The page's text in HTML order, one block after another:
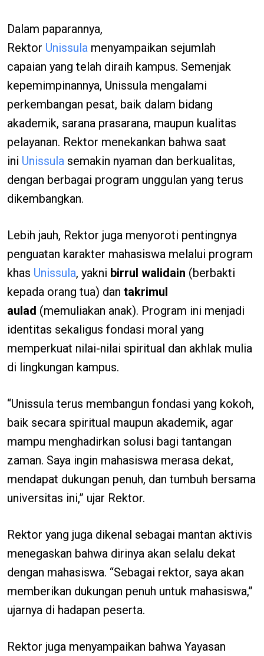
Dalam paparannya,
Rektor Unissula menyampaikan sejumlah
capaian yang telah diraih kampus. Semenjak
kepemimpinannya, Unissula mengalami
perkembangan pesat, baik dalam bidang
akademik, sarana prasarana, maupun kualitas
pelayanan. Rektor menekankan bahwa saat
ini Unissula semakin nyaman dan berkualitas,
dengan berbagai program unggulan yang terus
dikembangkan.
Lebih jauh, Rektor juga menyoroti pentingnya
penguatan karakter mahasiswa melalui program
khas Unissula, yakni birrul walidain (berbakti
kepada orang tua) dan takrimul
aulad (memuliakan anak). Program ini menjadi
identitas sekaligus fondasi moral yang
memperkuat nilai-nilai spiritual dan akhlak mulia
di lingkungan kampus.
“Unissula terus membangun fondasi yang kokoh,
baik secara spiritual maupun akademik, agar
mampu menghadirkan solusi bagi tantangan
zaman. Saya ingin mahasiswa merasa dekat,
mendapat dukungan penuh, dan tumbuh bersama
universitas ini,” ujar Rektor.
Rektor yang juga dikenal sebagai mantan aktivis
menegaskan bahwa dirinya akan selalu dekat
dengan mahasiswa. “Sebagai rektor, saya akan
memberikan dukungan penuh untuk mahasiswa,”
ujarnya di hadapan peserta.
Rektor juga menyampaikan bahwa Yayasan